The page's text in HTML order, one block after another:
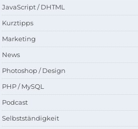
JavaScript / DHTML
Kurztipps
Marketing
News
Photoshop / Design
PHP / MySQL
Podcast
Selbstständigkeit